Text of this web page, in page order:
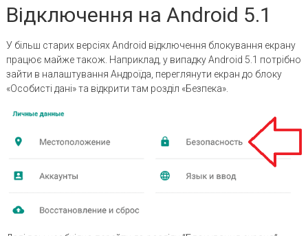
Відключення на Android 5.1
У більш старих версіях Android відключення блокування екрану
працює майже також. Наприклад, у випадку Android 5.1 потрібно
зайти в налаштування Андроїда, переглянути екран до блоку
«Особисті дані» та відкрити там розділ «Безпека».